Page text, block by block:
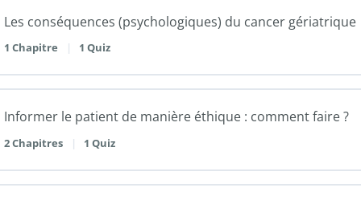
Les conséquences (psychologiques) du cancer gériatrique
1 Chapitre | 1 Quiz
Informer le patient de manière éthique : comment faire ?
2 Chapitres | 1 Quiz